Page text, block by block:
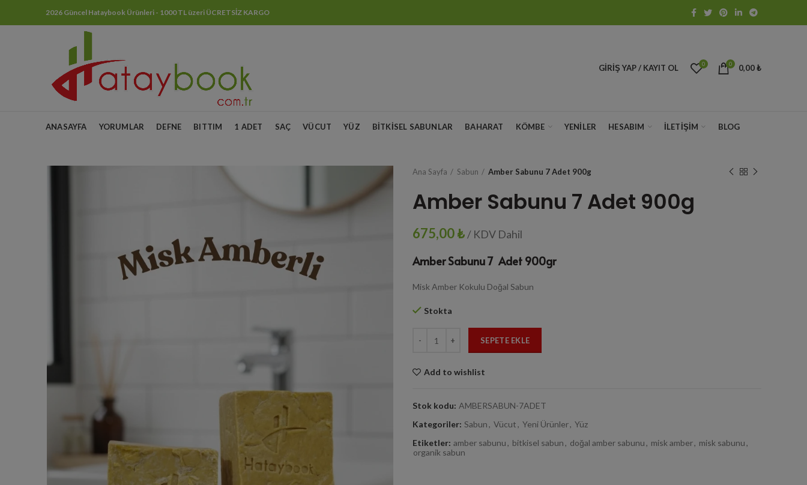
2026 Güncel Hataybook Ürünleri - 1000 TL üzeri ÜCRETSİZ KARGO
GIRIŞ YAP / KAYIT OL 0 0 0,00₺
ANASAYFA YORUMLAR DEFNE BITTIM 1 ADET SAÇ VÜCUT YÜZ BITKISEL SABUNLAR BAHARAT KÖMBE YENILER HESABIM İLETIŞIM BLOG
Ana Sayfa Sabun Amber Sabunu 7 Adet 900g
Amber Sabunu 7 Adet 900g
675,00₺ / KDV Dahil
Amber Sabunu 7 Adet 900gr
Misk Amber Kokulu Doğal Sabun
Stokta
SEPETE EKLE
Add to wishlist
Stok kodu: AMBERSABUN-7ADET
Kategoriler: Sabun, Vücut, Yeni Ürünler, Yüz
Etiketler: amber sabunu, bitkisel sabun, doğal amber sabunu, misk amber, misk sabunu,
organik sabun